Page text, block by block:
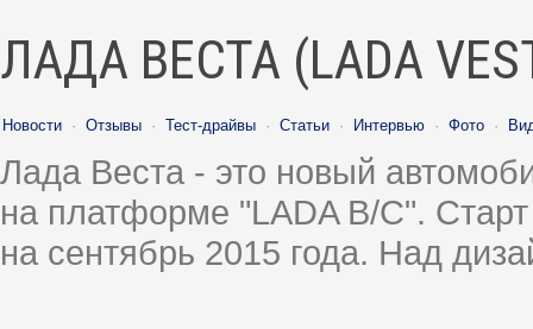
ЛАДА ВЕСТА (LADA
Новости · Отзывы · Тест-драйвы · Статьи · Интервью · Фото ·
Лада Веста - это новый
на платформе "LADA B/C".
на сентябрь 2015 года. Над